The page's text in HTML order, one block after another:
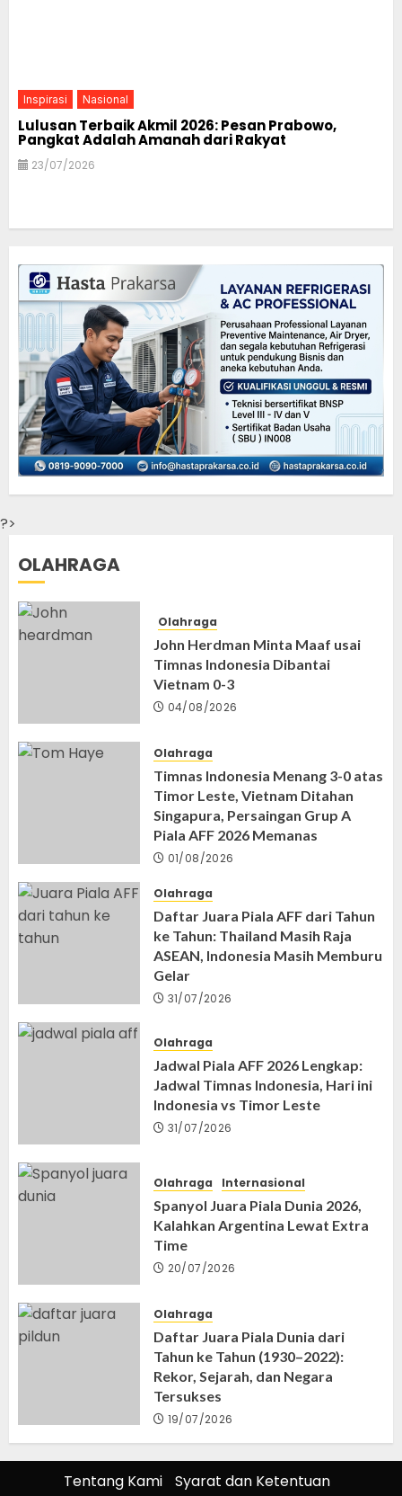
Inspirasi Nasional
Lulusan Terbaik Akmil 2026: Pesan Prabowo,
Pangkat Adalah Amanah dari Rakyat
23/07/2026
?>
OLAHRAGA
Olahraga
John Herdman Minta Maaf usai
Timnas Indonesia Dibantai
Vietnam 0-3
04/08/2026
Olahraga
Timnas Indonesia Menang 3-0 atas
Timor Leste, Vietnam Ditahan
Singapura, Persaingan Grup A
Piala AFF 2026 Memanas
01/08/2026
Olahraga
Daftar Juara Piala AFF dari Tahun
ke Tahun: Thailand Masih Raja
ASEAN, Indonesia Masih Memburu
Gelar
31/07/2026
Olahraga
Jadwal Piala AFF 2026 Lengkap:
Jadwal Timnas Indonesia, Hari ini
Indonesia vs Timor Leste
31/07/2026
Olahraga Internasional
Spanyol Juara Piala Dunia 2026,
Kalahkan Argentina Lewat Extra
Time
20/07/2026
Olahraga
Daftar Juara Piala Dunia dari
Tahun ke Tahun (1930–2022):
Rekor, Sejarah, dan Negara
Tersukses
19/07/2026
Tentang Kami
Syarat dan Ketentuan